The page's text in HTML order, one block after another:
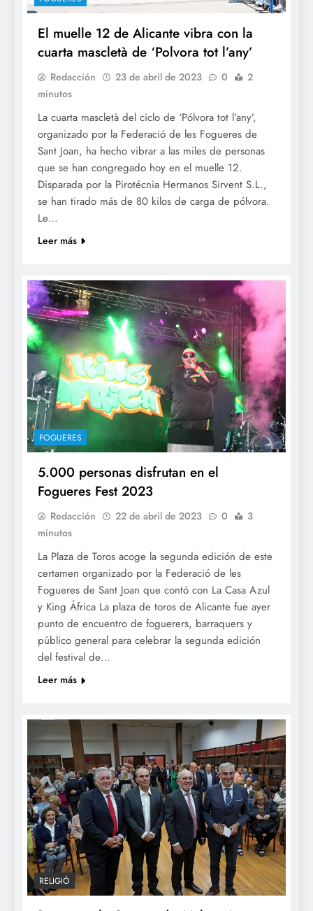
El muelle 12 de Alicante vibra con la
cuarta mascletà de ‘Polvora tot l’any’
Redacción 23 de abril de 2023 0
2
minutos
La cuarta mascletà del ciclo de ‘Pólvora tot l’any’,
organizado por la Federació de les Fogueres de
Sant Joan, ha hecho vibrar a las miles de personas
que se han congregado hoy en el muelle 12.
Disparada por la Pirotécnia Hermanos Sirvent S.L.,
se han tirado más de 80 kilos de carga de pólvora.
Le…
Leer más
FOGUERES
5.000 personas disfrutan en el
Fogueres Fest 2023
Redacción 22 de abril de 2023 0
3
minutos
La Plaza de Toros acoge la segunda edición de este
certamen organizado por la Federació de les
Fogueres de Sant Joan que contó con La Casa Azul
y King África La plaza de toros de Alicante fue ayer
punto de encuentro de foguerers, barraquers y
público general para celebrar la segunda edición
del festival de…
Leer más
RELIGIÓ